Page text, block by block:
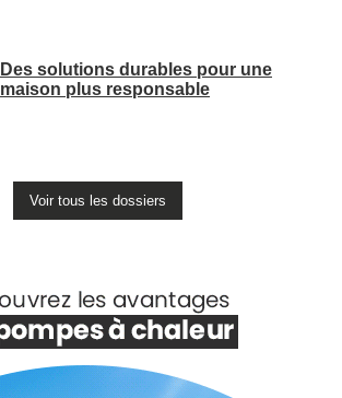
Des solutions durables pour une
maison plus responsable
Voir tous les dossiers